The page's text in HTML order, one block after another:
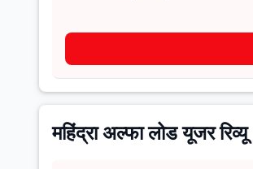
महिंद्रा अल्फा लोड यूजर रिव्यू